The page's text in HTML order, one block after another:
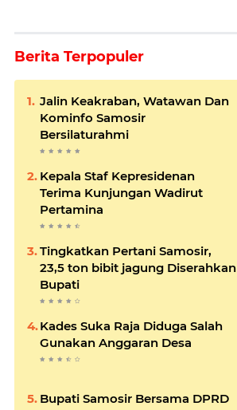
Berita Terpopuler
Jalin Keakraban, Watawan Dan
Kominfo Samosir
Bersilaturahmi
Kepala Staf Kepresidenan
Terima Kunjungan Wadirut
Pertamina
Tingkatkan Pertani Samosir,
23,5 ton bibit jagung Diserahkan
Bupati
Kades Suka Raja Diduga Salah
Gunakan Anggaran Desa
Bupati Samosir Bersama DPRD